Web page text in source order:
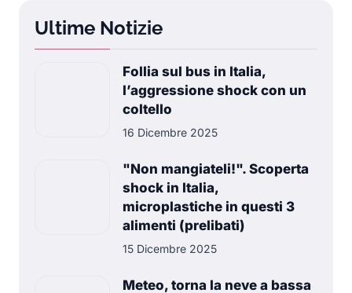
Ultime Notizie
Follia sul bus in Italia,
l’aggressione shock con un
coltello
16 Dicembre 2025
"Non mangiateli!". Scoperta
shock in Italia,
microplastiche in questi 3
alimenti (prelibati)
15 Dicembre 2025
Meteo, torna la neve a bassa